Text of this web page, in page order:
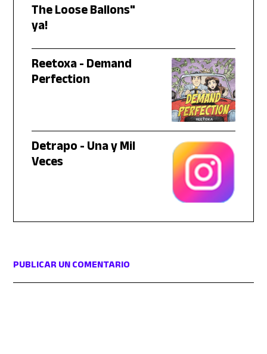
The Loose Ballons"
ya!
Reetoxa - Demand
Perfection
Detrapo - Una y Mil
Veces
PUBLICAR UN COMENTARIO